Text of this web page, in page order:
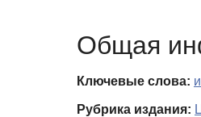
Общая
Ключевые слова:
Рубрика издания: